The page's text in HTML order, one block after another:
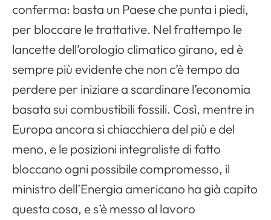
conferma: basta un Paese che punta i piedi,
per bloccare le trattative. Nel frattempo le
lancette dell’orologio climatico girano, ed è
sempre più evidente che non c’è tempo da
perdere per iniziare a scardinare l’economia
basata sui combustibili fossili. Così, mentre in
Europa ancora si chiacchiera del più e del
meno, e le posizioni integraliste di fatto
bloccano ogni possibile compromesso, il
ministro dell’Energia americano ha già capito
questa cosa, e s’è messo al lavoro